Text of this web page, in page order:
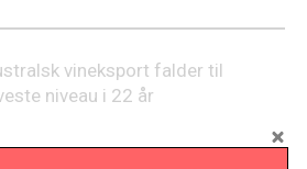
vineksport falder til
niveau i 22 år